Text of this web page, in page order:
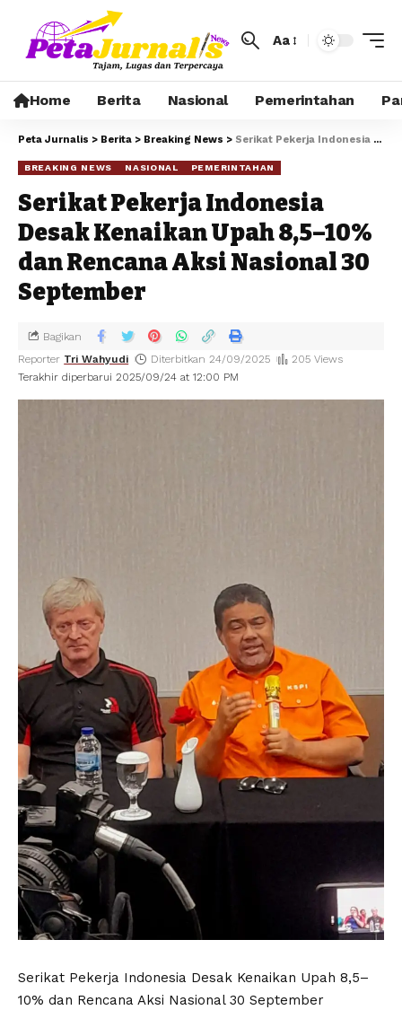
Aa
Home Berita Nasional Pemerintahan
Peta Jurnalis > Berita > Breaking News > Serikat Pekerja Indonesia Desak Kenaikan Upah 8,5–10% dan Rencana Aksi Nasional 30 September
BREAKING NEWS NASIONAL PEMERINTAHAN
Serikat Pekerja Indonesia
Desak Kenaikan Upah 8,5–10%
dan Rencana Aksi Nasional 30
September
Terakhir diperbarui 2025/09/24 at 12:00 PM
Reporter Tri Wahyudi Diterbitkan 24/09/2025 205 Views
Bagikan
Serikat Pekerja Indonesia Desak Kenaikan Upah 8,5–
10% dan Rencana Aksi Nasional 30 September